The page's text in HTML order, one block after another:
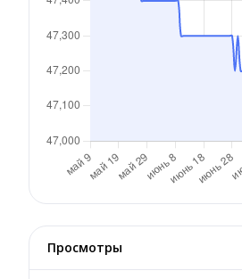
Просмотры